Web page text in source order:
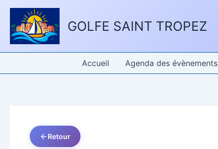
Panneau de gestion des cookies
Aller
contenu
GOLFE SAINT TROPEZ
Accueil Agenda des évènements
Retour